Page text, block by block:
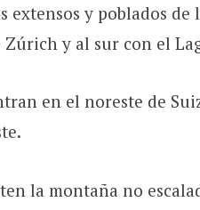
extensos y poblados de
y al sur con el
en el noreste de
la montaña no